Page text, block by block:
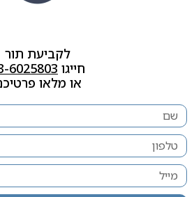
לקביעת תור
חייגו 6025803
או מלאו